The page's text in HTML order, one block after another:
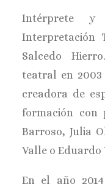
Intérprete y
Interpretación
Salcedo
teatral en
creadora de
formación con
Barroso, Julia
Valle o Eduardo
En el año